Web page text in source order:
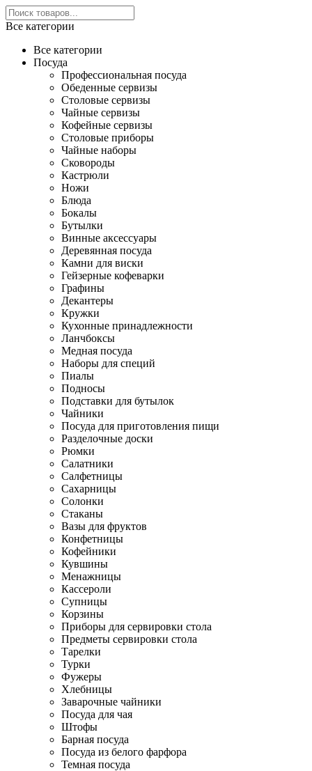
Все категории
Все категории
Посуда
Профессиональная посуда
Обеденные сервизы
Столовые сервизы
Чайные сервизы
Кофейные сервизы
Столовые приборы
Чайные наборы
Сковороды
Кастрюли
Ножи
Блюда
Бокалы
Бутылки
Винные аксессуары
Деревянная посуда
Камни для виски
Гейзерные кофеварки
Графины
Декантеры
Кружки
Кухонные принадлежности
Ланчбоксы
Медная посуда
Наборы для специй
Пиалы
Подносы
Подставки для бутылок
Чайники
Посуда для приготовления пищи
Разделочные доски
Рюмки
Салатники
Салфетницы
Сахарницы
Солонки
Стаканы
Вазы для фруктов
Конфетницы
Кофейники
Кувшины
Менажницы
Кассероли
Супницы
Корзины
Приборы для сервировки стола
Предметы сервировки стола
Тарелки
Турки
Фужеры
Хлебницы
Заварочные чайники
Посуда для чая
Штофы
Барная посуда
Посуда из белого фарфора
Темная посуда